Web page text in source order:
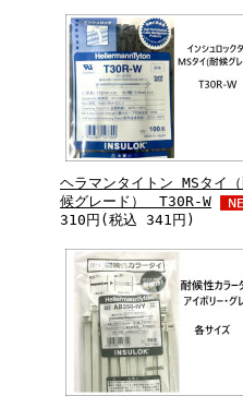
ヘラマンタイトン MSタイ
候グレード） T30R-W
310円(税込 341円)